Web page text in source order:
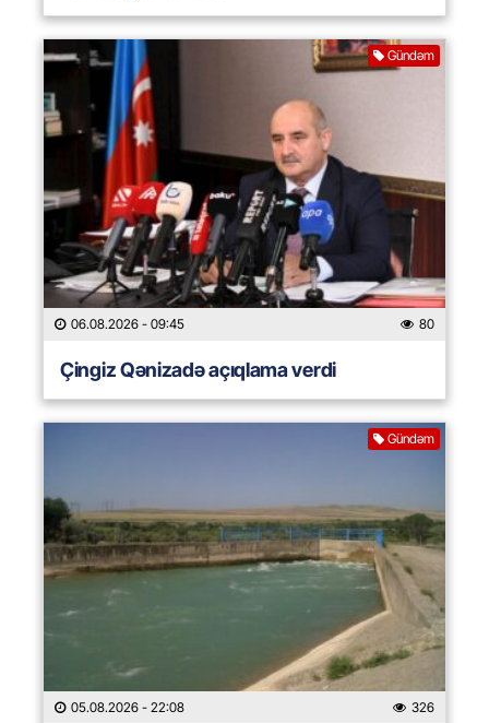
Gündəm
06.08.2026 - 09:45 80
Çingiz Qənizadə açıqlama verdi
Gündəm
05.08.2026 - 22:08 326